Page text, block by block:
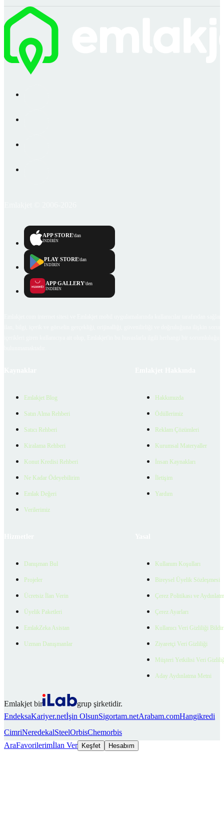
APP STORE'dan
İNDİRİN
PLAY STORE'dan
İNDİRİN
APP GALLERY'den
İNDİRİN
Emlakjet Blog
Satın Alma Rehberi
Satıcı Rehberi
Kiralama Rehberi
Konut Kredisi Rehberi
Ne Kadar Ödeyebilirim
Emlak Değeri
Verilerimiz
Hakkımızda
Ödüllerimiz
Reklam Çözümleri
Kurumsal Materyaller
İnsan Kaynakları
İletişim
Yardım
Danışman Bul
Projeler
Ücretsiz İlan Verin
Üyelik Paketleri
EmlakZeka Asistan
Uzman Danışmanlar
Kullanım Koşulları
Bireysel Üyelik Sözleşmesi
Çerez Politikası ve
Çerez Ayarları
Kullanıcı Veri Gizliliği
Ziyaretçi Veri Gizliliği
Müşteri Yetkilisi Veri
Aday Aydınlatma Metni
Emlakjet bir
grup şirketidir.
EndeksaKariyer.netİşin OlsunSigortam.netArabam.comHangikredi
CimriNeredekalSteelOrbisChemorbis
AraFavorilerimİlan Ver Keşfet Hesabım